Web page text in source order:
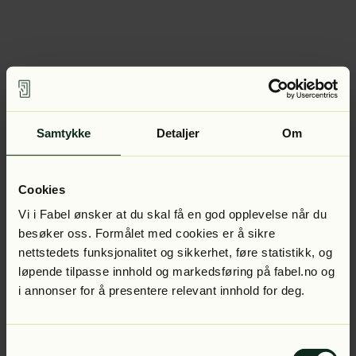
Samtykke Detaljer Om
Cookies
Vi i Fabel ønsker at du skal få en god opplevelse når du
besøker oss. Formålet med cookies er å sikre
nettstedets funksjonalitet og sikkerhet, føre statistikk, og
løpende tilpasse innhold og markedsføring på fabel.no og
i annonser for å presentere relevant innhold for deg.